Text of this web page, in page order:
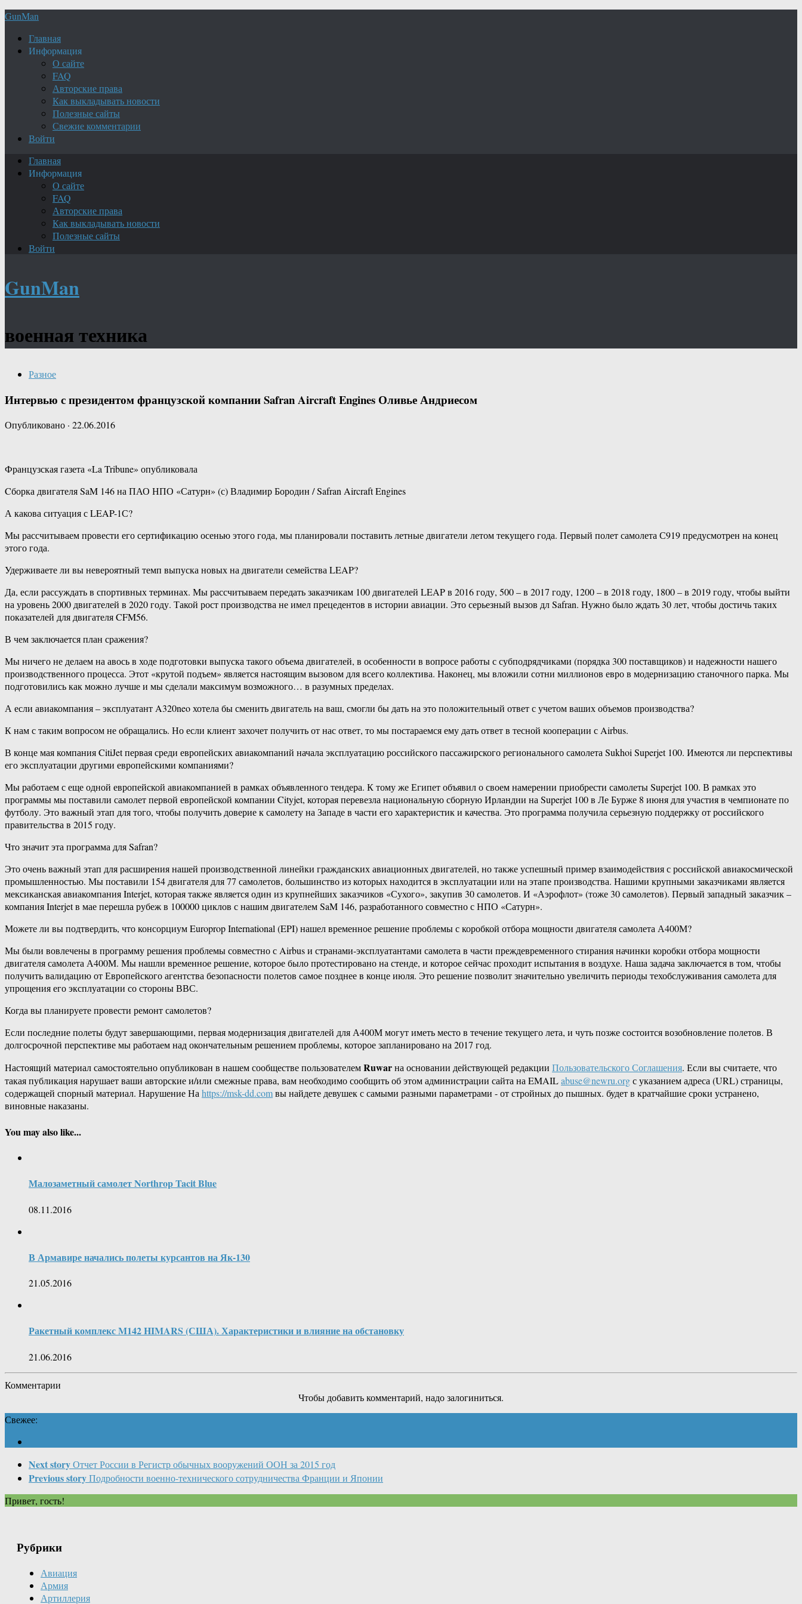
GunMan
Главная
Информация
О сайте
FAQ
Авторские права
Как выкладывать новости
Полезные сайты
Свежие комментарии
Войти
Главная
Информация
О сайте
FAQ
Авторские права
Как выкладывать новости
Полезные сайты
Войти
GunMan
военная техника
Разное
Интервью с президентом французской компании Safran Aircraft Engines Оливье Андриесом
Опубликовано · 22.06.2016
Французская газета «La Tribune» опубликовала
Cборка двигателя SaM 146 на ПАО НПО «Сатурн» (с) Владимир Бородин / Safran Aircraft Engines
А какова ситуация с LEAP-1С?
Мы рассчитываем провести его сертификацию осенью этого года, мы планировали поставить летные двигатели летом текущего года. Первый полет самолета С919 предусмотрен на конец
этого года.
Удерживаете ли вы невероятный темп выпуска новых на двигатели семейства LEAP?
Да, если рассуждать в спортивных терминах. Мы рассчитываем передать заказчикам 100 двигателей LEAP в 2016 году, 500 – в 2017 году, 1200 – в 2018 году, 1800 – в 2019 году, чтобы выйти
на уровень 2000 двигателей в 2020 году. Такой рост производства не имел прецедентов в истории авиации. Это серьезный вызов дл Safran. Нужно было ждать 30 лет, чтобы достичь таких
показателей для двигателя CFM56.
В чем заключается план сражения?
Мы ничего не делаем на авось в ходе подготовки выпуска такого объема двигателей, в особенности в вопросе работы с субподрядчиками (порядка 300 поставщиков) и надежности нашего
производственного процесса. Этот «крутой подъем» является настоящим вызовом для всего коллектива. Наконец, мы вложили сотни миллионов евро в модернизацию станочного парка. Мы
подготовились как можно лучше и мы сделали максимум возможного… в разумных пределах.
А если авиакомпания – эксплуатант A320neo хотела бы сменить двигатель на ваш, смогли бы дать на это положительный ответ с учетом ваших объемов производства?
К нам с таким вопросом не обращались. Но если клиент захочет получить от нас ответ, то мы постараемся ему дать ответ в тесной кооперации с Airbus.
В конце мая компания CitiJet первая среди европейских авиакомпаний начала эксплуатацию российского пассажирского регионального самолета Sukhoi Superjet 100. Имеются ли перспективы
его эксплуатации другими европейскими компаниями?
Мы работаем с еще одной европейской авиакомпанией в рамках объявленного тендера. К тому же Египет объявил о своем намерении приобрести самолеты Superjet 100. В рамках это
программы мы поставили самолет первой европейской компании Cityjet, которая перевезла национальную сборную Ирландии на Superjet 100 в Ле Бурже 8 июня для участия в чемпионате по
футболу. Это важный этап для того, чтобы получить доверие к самолету на Западе в части его характеристик и качества. Это программа получила серьезную поддержку от российского
правительства в 2015 году.
Что значит эта программа для Safran?
Это очень важный этап для расширения нашей производственной линейки гражданских авиационных двигателей, но также успешный пример взаимодействия с российской авиакосмической
промышленностью. Мы поставили 154 двигателя для 77 самолетов, большинство из которых находится в эксплуатации или на этапе производства. Нашими крупными заказчиками является
мексиканская авиакомпания Interjet, которая также является один из крупнейших заказчиков «Сухого», закупив 30 самолетов. И «Аэрофлот» (тоже 30 самолетов). Первый западный заказчик –
компания Interjet в мае перешла рубеж в 100000 циклов с нашим двигателем SaM 146, разработанного совместно с НПО «Сатурн».
Можете ли вы подтвердить, что консорциум Europrop International (EPI) нашел временное решение проблемы с коробкой отбора мощности двигателя самолета А400М?
Мы были вовлечены в программу решения проблемы совместно с Airbus и странами-эксплуатантами самолета в части преждевременного стирания начинки коробки отбора мощности
двигателя самолета А400М. Мы нашли временное решение, которое было протестировано на стенде, и которое сейчас проходит испытания в воздухе. Наша задача заключается в том, чтобы
получить валидацию от Европейского агентства безопасности полетов самое позднее в конце июля. Это решение позволит значительно увеличить периоды техобслуживания самолета для
упрощения его эксплуатации со стороны ВВС.
Когда вы планируете провести ремонт самолетов?
Если последние полеты будут завершающими, первая модернизация двигателей для А400М могут иметь место в течение текущего лета, и чуть позже состоится возобновление полетов. В
долгосрочной перспективе мы работаем над окончательным решением проблемы, которое запланировано на 2017 год.
Настоящий материал самостоятельно опубликован в нашем сообществе пользователемRuwarна основании действующей редакции Пользовательского Соглашения. Если вы считаете, что
такая публикация нарушает ваши авторские и/или смежные права, вам необходимо сообщить об этом администрации сайта на EMAILabuse@newru.orgс указанием адреса (URL) страницы,
содержащей спорный материал. Нарушение Наhttps://msk-dd.comвы найдете девушек с самыми разными параметрами - от стройных до пышных. будет в кратчайшие сроки устранено,
виновные наказаны.
You may also like...
Малозаметный самолет Northrop Tacit Blue
08.11.2016
В Армавире начались полеты курсантов на Як-130
21.05.2016
Ракетный комплекс M142 HIMARS (США). Характеристики и влияние на обстановку
21.06.2016
Комментарии
Чтобы добавить комментарий, надо залогиниться.
Свежее:
Next storyОтчет России в Регистр обычных вооружений ООН за 2015 год
Previous storyПодробности военно-технического сотрудничества Франции и Японии
Привет, гость!
Рубрики
Авиация
Армия
Артиллерия